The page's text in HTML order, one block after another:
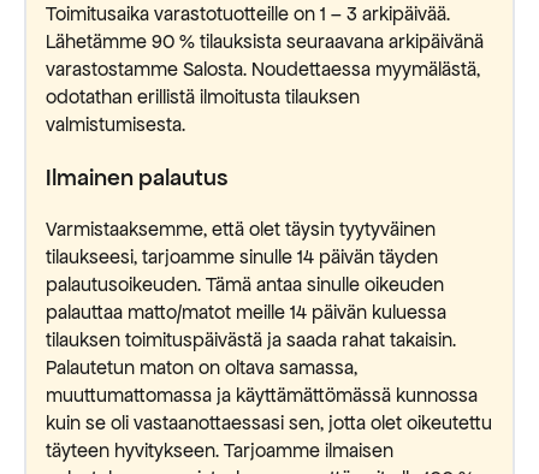
Toimitusaika varastotuotteille on 1 – 3 arkipäivää.
Lähetämme 90 % tilauksista seuraavana arkipäivänä
varastostamme Salosta. Noudettaessa myymälästä,
odotathan erillistä ilmoitusta tilauksen
valmistumisesta.
Ilmainen palautus
Varmistaaksemme, että olet täysin tyytyväinen
tilaukseesi, tarjoamme sinulle 14 päivän täyden
palautusoikeuden. Tämä antaa sinulle oikeuden
palauttaa matto/matot meille 14 päivän kuluessa
tilauksen toimituspäivästä ja saada rahat takaisin.
Palautetun maton on oltava samassa,
muuttumattomassa ja käyttämättömässä kunnossa
kuin se oli vastaanottaessasi sen, jotta olet oikeutettu
täyteen hyvitykseen. Tarjoamme ilmaisen